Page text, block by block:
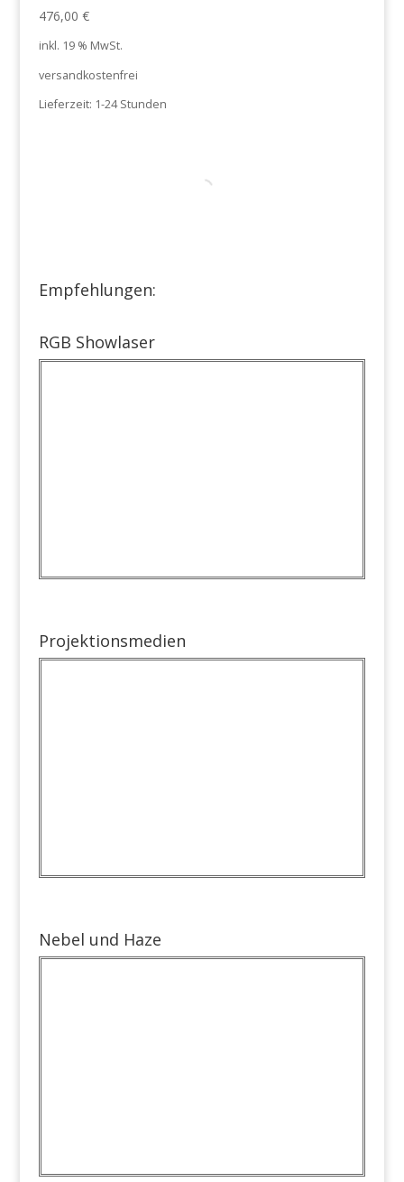
476,00 €
inkl. 19 % MwSt.
versandkostenfrei
Lieferzeit: 1-24 Stunden
Empfehlungen:
RGB Showlaser
Projektionsmedien
Nebel und Haze